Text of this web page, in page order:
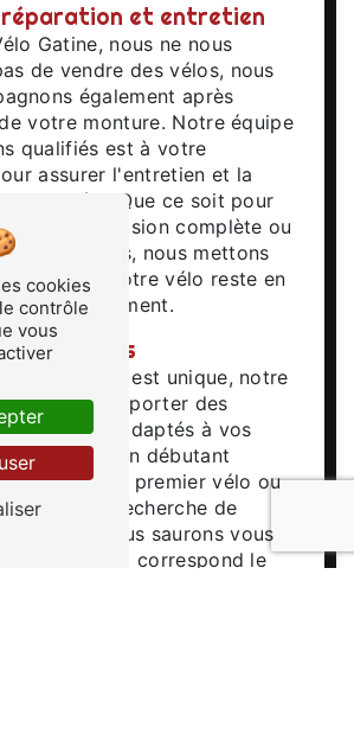
réparation et entretien
Gatine, nous ne nous
de vendre des vélos, nous
également après
votre monture. Notre équipe
qualifiés est à votre
assurer l'entretien et la
votre vélo. Que ce soit pour
une révision complète ou
de pièces, nous mettons
pour que votre vélo reste en
fonctionnement.
cycliste est unique, notre
pour vous apporter des
et adaptés à vos
vous soyez un débutant
votre premier vélo ou
à la recherche de
accrues, nous saurons vous
le modèle qui correspond le
cookies
contrôle
vous